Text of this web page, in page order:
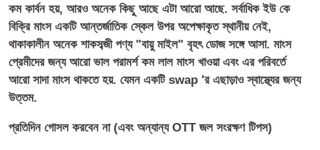
কম কার্বন হয়, আরও অনেক কিছু আছে এটা আরো আছে. সর্বাধিক ইউ কে
বিক্রি মাংস একটি আন্তর্জাতিক স্কেল উপর অপেক্ষাকৃত স্থানীয় নেই,
থাকাকালীন অনেক শাকসব্জী পণ্য "বায়ু মাইল" বৃহৎ ডোজ সঙ্গে আসা. মাংস
প্রেমীদের জন্য আরো ভাল পরামর্শ কম লাল মাংস খাওয়া এবং এর পরিবর্তে
আরো সাদা মাংস থাকতে হয়. যেমন একটি swap 'র এছাড়াও স্বাস্থ্যের জন্য
উত্তম.
প্রতিদিন গোসল করবেন না (এবং অন্যান্য OTT জল সংরক্ষণ টিপস)